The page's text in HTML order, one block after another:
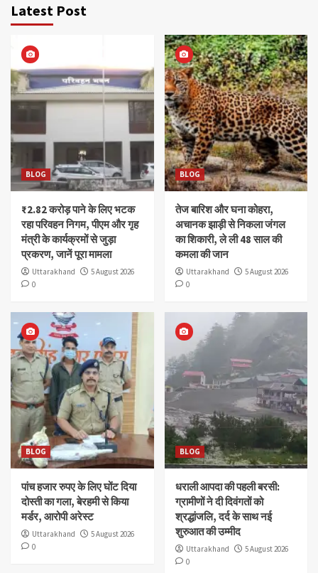
Latest Post
BLOG
₹2.82 करोड़ पाने के लिए भटक
रहा परिवहन निगम, पीएम और गृह
मंत्री के कार्यक्रमों से जुड़ा
प्रकरण, जानें पूरा मामला
Uttarakhand
5 August 2026
0
BLOG
तेज बारिश और घना कोहरा,
अचानक झाड़ी से निकला जंगल
का शिकारी, ले ली 48 साल की
कमला की जान
Uttarakhand
5 August 2026
0
BLOG
पांच हजार रुपए के लिए घोंट दिया
दोस्ती का गला, बेरहमी से किया
मर्डर, आरोपी अरेस्ट
Uttarakhand
5 August 2026
0
BLOG
धराली आपदा की पहली बरसी:
ग्रामीणों ने दी दिवंगतों को
श्रद्धांजलि, दर्द के साथ नई
शुरुआत की उम्मीद
Uttarakhand
5 August 2026
0